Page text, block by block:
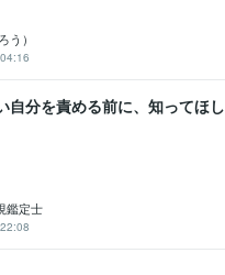
う）
自分を責める前に、知ってほし
鑑定士